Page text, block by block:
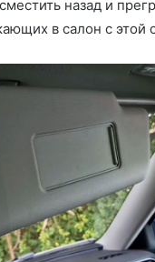
назад и
в салон с этой